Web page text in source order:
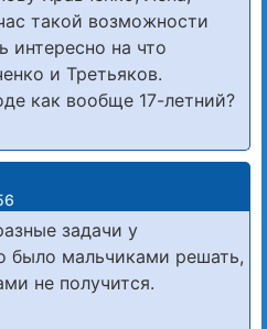
такой возможности
интересно на что
и Третьяков.
как вообще 17-летний?
задачи у
было мальчиками решать,
не получится.